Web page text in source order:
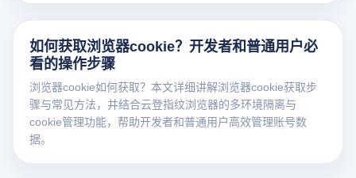
如何获取浏览器cookie？开发者和普通用户必
看的操作步骤
浏览器cookie如何获取？本文详细讲解浏览器cookie获取步
骤与常见方法，并结合云登指纹浏览器的多环境隔离与
cookie管理功能，帮助开发者和普通用户高效管理账号数
据。